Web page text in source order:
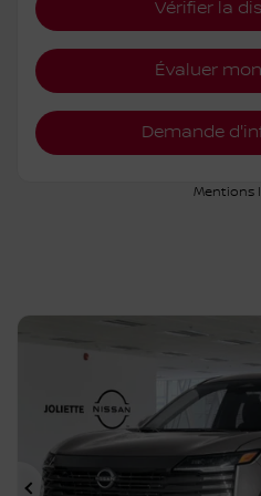
Vérifier la
Évaluer
Demande
Mentions